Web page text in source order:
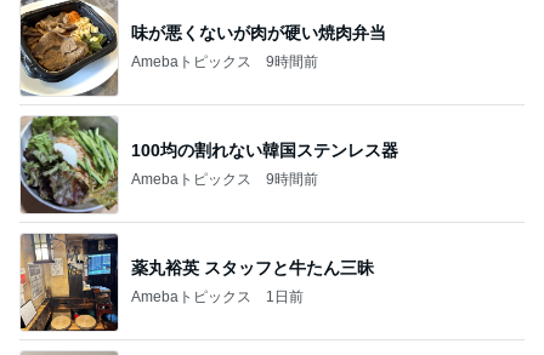
味が悪くないが肉が硬い焼肉弁当
Amebaトピックス 9時間前
100均の割れない韓国ステンレス器
Amebaトピックス 9時間前
薬丸裕英 スタッフと牛たん三昧
Amebaトピックス 1日前